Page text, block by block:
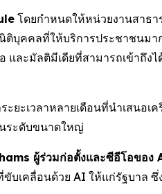
โดยกำหนดให้หน่วยงานสาธ
ติบุคคลที่ให้บริการประชาชนมา
ละมัลติมีเดียที่สามารถเข้าถึงไ
ยะเวลาหลายเดือนที่นำเสนอเ
ระดับขนาดใหญ่
ผู้ร่วมก่อตั้งและซีอีโอของ
บเคลื่อนด้วย AI ให้แก่รัฐบาล